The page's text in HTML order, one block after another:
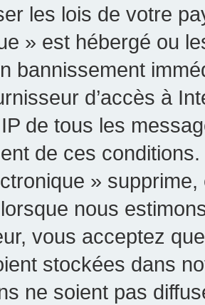
les lois de votre
» est hébergé ou
bannissement
d’accès à
IP de tous les
de ces
»
nous
vous acceptez
stockées dans
ne soient pas